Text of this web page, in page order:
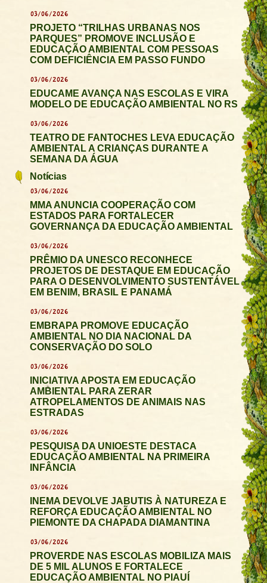
03/06/2026
PROJETO “TRILHAS URBANAS NOS
PARQUES” PROMOVE INCLUSÃO E
EDUCAÇÃO AMBIENTAL COM PESSOAS
COM DEFICIÊNCIA EM PASSO FUNDO
03/06/2026
EDUCAME AVANÇA NAS ESCOLAS E VIRA
MODELO DE EDUCAÇÃO AMBIENTAL NO RS
03/06/2026
TEATRO DE FANTOCHES LEVA EDUCAÇÃO
AMBIENTAL A CRIANÇAS DURANTE A
SEMANA DA ÁGUA
Notícias
03/06/2026
MMA ANUNCIA COOPERAÇÃO COM
ESTADOS PARA FORTALECER
GOVERNANÇA DA EDUCAÇÃO AMBIENTAL
03/06/2026
PRÊMIO DA UNESCO RECONHECE
PROJETOS DE DESTAQUE EM EDUCAÇÃO
PARA O DESENVOLVIMENTO SUSTENTÁVEL
EM BENIM, BRASIL E PANAMÁ
03/06/2026
EMBRAPA PROMOVE EDUCAÇÃO
AMBIENTAL NO DIA NACIONAL DA
CONSERVAÇÃO DO SOLO
03/06/2026
INICIATIVA APOSTA EM EDUCAÇÃO
AMBIENTAL PARA ZERAR
ATROPELAMENTOS DE ANIMAIS NAS
ESTRADAS
03/06/2026
PESQUISA DA UNIOESTE DESTACA
EDUCAÇÃO AMBIENTAL NA PRIMEIRA
INFÂNCIA
03/06/2026
INEMA DEVOLVE JABUTIS À NATUREZA E
REFORÇA EDUCAÇÃO AMBIENTAL NO
PIEMONTE DA CHAPADA DIAMANTINA
03/06/2026
PROVERDE NAS ESCOLAS MOBILIZA MAIS
DE 5 MIL ALUNOS E FORTALECE
EDUCAÇÃO AMBIENTAL NO PIAUÍ